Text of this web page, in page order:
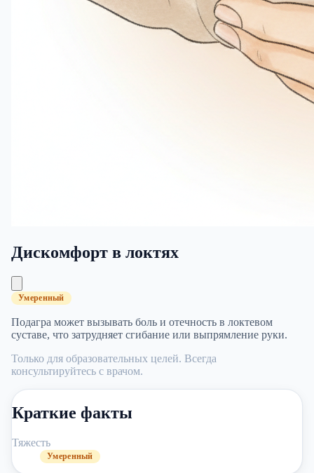
Дискомфорт в локтях
Умеренный
Подагра может вызывать боль и отечность в локтевом
суставе, что затрудняет сгибание или выпрямление руки.
Только для образовательных целей. Всегда
консультируйтесь с врачом.
Краткие факты
Тяжесть
Умеренный